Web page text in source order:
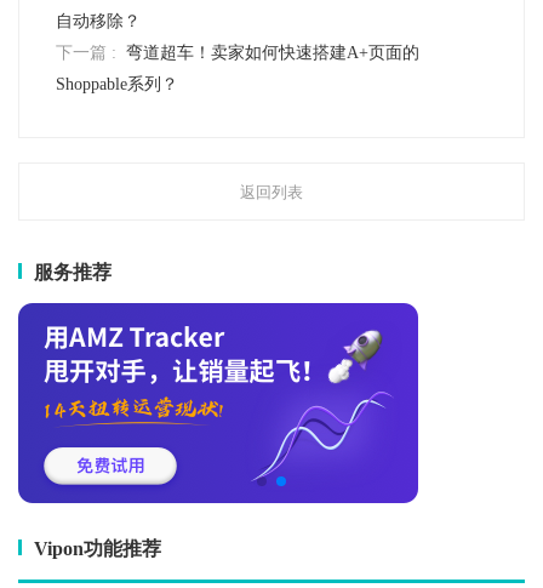
自动移除？
下一篇 : 弯道超车！卖家如何快速搭建A+页面的
Shoppable系列？
返回列表
服务推荐
Vipon功能推荐